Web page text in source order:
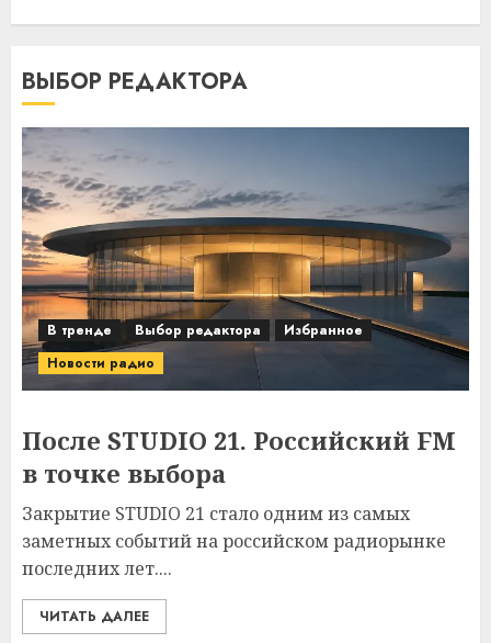
ВЫБОР РЕДАКТОРА
В тренде Выбор редактора
Избранное
Новости радио
После STUDIO 21. Российский FM
в точке выбора
Закрытие STUDIO 21 стало одним из самых
заметных событий на российском радиорынке
последних лет....
ЧИТАТЬ ДАЛЕЕ